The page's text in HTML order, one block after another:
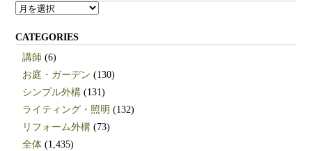
ARCHIVES
CATEGORIES
講師 (6)
お庭・ガーデン (130)
シンプル外構 (131)
ライティング・照明 (132)
リフォーム外構 (73)
全体 (1,435)